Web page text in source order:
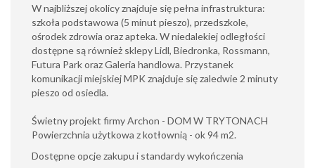
W najbliższej okolicy znajduje się pełna infrastruktura:
szkoła podstawowa (5 minut pieszo), przedszkole,
ośrodek zdrowia oraz apteka. W niedalekiej odległości
dostępne są również sklepy Lidl, Biedronka, Rossmann,
Futura Park oraz Galeria handlowa. Przystanek
komunikacji miejskiej MPK znajduje się zaledwie 2 minuty
pieszo od osiedla.
Świetny projekt firmy Archon - DOM W TRYTONACH
Powierzchnia użytkowa z kotłownią - ok 94 m2.
Dostępne opcje zakupu i standardy wykończenia